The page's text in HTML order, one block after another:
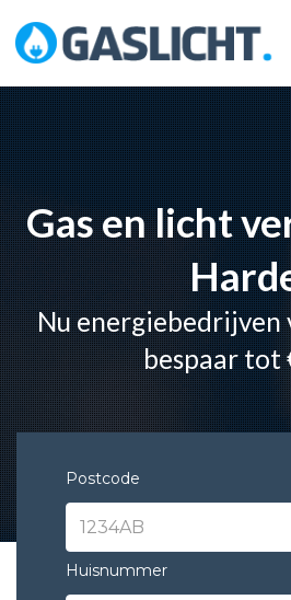
Skip
to
content
Gas en licht
Nu energiebedrijven
bespaar tot
Postcode
Huisnummer